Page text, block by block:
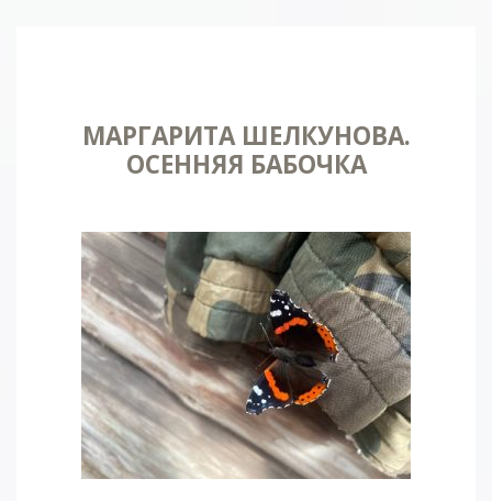
МАРГАРИТА ШЕЛКУНОВА.
ОСЕННЯЯ БАБОЧКА